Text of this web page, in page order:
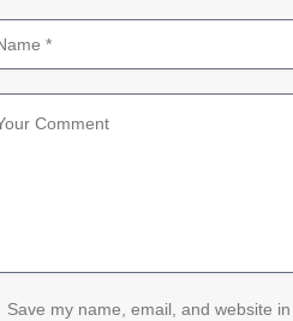
Save my name, email, and website